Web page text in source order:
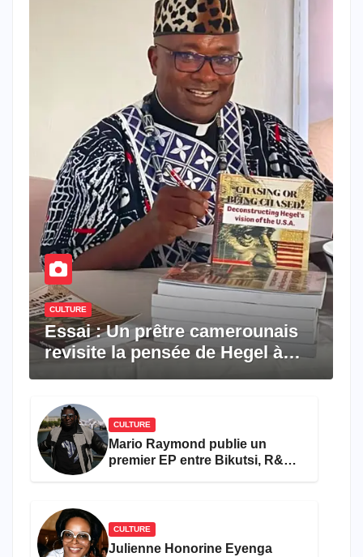
CULTURE
Essai : Un prêtre camerounais
revisite la pensée de Hegel à
CULTURE
Mario Raymond publie un
premier EP entre Bikutsi, R&B
CULTURE
Julienne Honorine Eyenga